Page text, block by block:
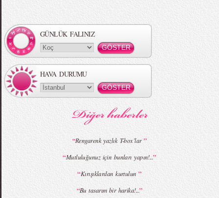
MBFWI - Gülçin Çengel 2015 Yaz
MBFWI - Zeynep Erdoğan 2015 Yaz
MBFWI - Giray Sepin 2015 Yaz Koleksiyonu MBFWI - Burçe Bekrek 2015 Yaz Koleksiyonu
GÜNLÜK FALINIZ
HAVA DURUMU
“Rengarenk yazlık T-box’lar”
“Mutluluğunuz için bunları yapın!...”
“Kırışıklardan kurtulun”
“Bu tasarım bir harika!...”